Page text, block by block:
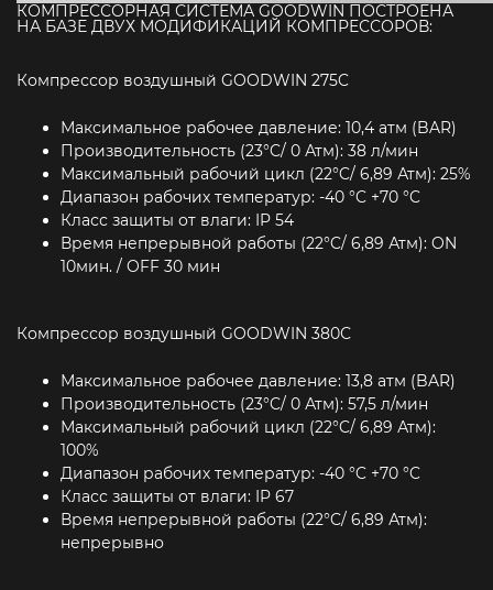
КОМПРЕССОРНАЯ СИСТЕМА GOODWIN ПОСТРОЕНА
НА БАЗЕ ДВУХ МОДИФИКАЦИЙ КОМПРЕССОРОВ:
Компрессор воздушный GOODWIN 275C
Максимальное рабочее давление: 10,4 атм (BAR)
Производительность (23°C/ 0 Атм): 38 л/мин
Максимальный рабочий цикл (22°C/ 6,89 Атм): 25%
Диапазон рабочих температур: -40 °C +70 °C
Класс защиты от влаги: IP 54
Время непрерывной работы (22°C/ 6,89 Атм): ON
10мин. / OFF 30 мин
Компрессор воздушный GOODWIN 380С
Максимальное рабочее давление: 13,8 атм (BAR)
Производительность (23°C/ 0 Атм): 57,5 л/мин
Максимальный рабочий цикл (22°C/ 6,89 Атм):
100%
Диапазон рабочих температур: -40 °C +70 °C
Класс защиты от влаги: IP 67
Время непрерывной работы (22°C/ 6,89 Атм):
непрерывно